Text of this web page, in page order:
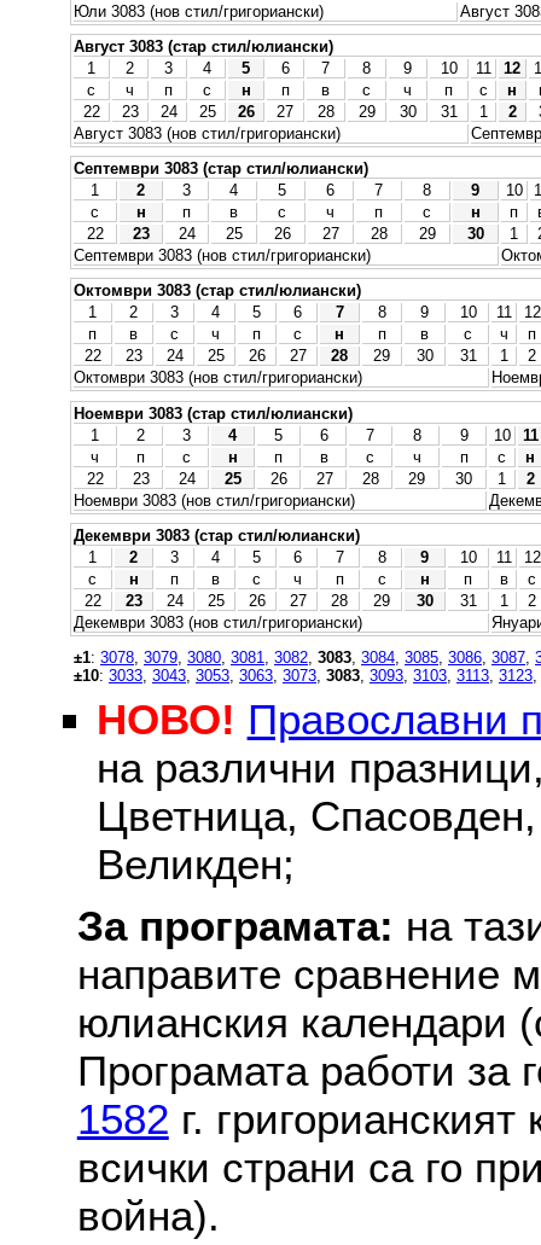
Юли 3083 (нов стил/григориански)
Август
Август 3083 (стар стил/юлиански)
1
2 3 4 5 6 7 8 9 10 11 12
с
ч п с н п в с ч п с н
22
23 24 25 26 27 28 29 30 31 1 2
Август 3083 (нов стил/григориански)
Септември 3083 (стар стил/юлиански)
1
2 3 4 5 6 7 8 9 10
с
н п в с ч п с н п
22
23 24 25 26 27 28 29 30 1
Септември 3083 (нов стил/григориански)
Октомври 3083 (стар стил/юлиански)
1
2 3 4 5 6 7 8 9 10 11
12
п
в с ч п с н п в с ч
п
22
23 24 25 26 27 28 29 30 31 1
2
Октомври 3083 (нов стил/григориански)
Ноември 3083 (стар стил/юлиански)
1
2 3 4 5 6 7 8 9 10
11
ч
п с н п в с ч п с
н
22
23 24 25 26 27 28 29 30 1
2
Ноември 3083 (нов стил/григориански)
Декември 3083 (стар стил/юлиански)
1
2 3 4 5 6 7 8 9 10 11
12
с
н п в с ч п с н п в
с
22
23 24 25 26 27 28 29 30 31 1
2
Декември 3083 (нов стил/григориански)
±1: 3078 3079 3080 3081 3082 3083 3084 3085 3086 3087
±10: 3033 3043 3053 3063 3073 3083 3093 3103 3113 3123
НОВО! Православни
на различни
Цветница, Спасовден,
Великден;
За програмата: на
направите сравнение
юлианския календари
Програмата работи за
1582 г.
всички страни са го
война).